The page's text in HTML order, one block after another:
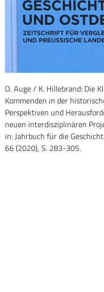
O. Auge / K. Hillebrand: Die
Kommenden in der
Perspektiven und
neuen interdisziplinären
in: Jahrbuch für die
66 (2020), S. 283-305.